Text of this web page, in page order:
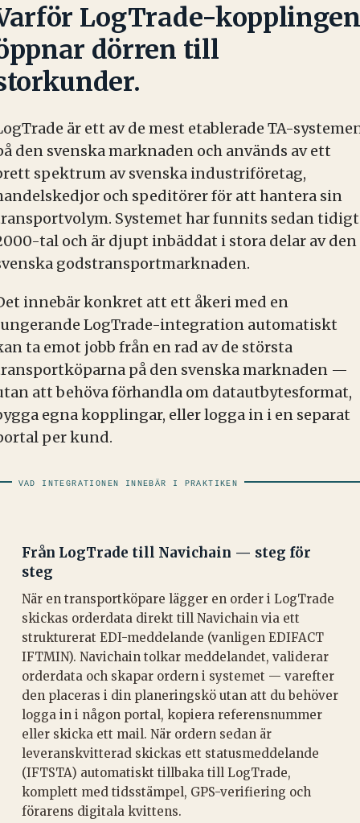
LogTrade-kopplingen
dörren till
är ett av de mest etablerade TA-
den svenska marknaden och används av ett
spektrum av svenska industriföretag,
och speditörer för att hantera sin
Systemet har funnits sedan tidigt
tal och är djupt inbäddat i stora delar av den
godstransportmarknaden.
innebär konkret att ett åkeri med en
LogTrade-integration automatiskt
ta emot jobb från en rad av de största
på den svenska marknaden —
att behöva förhandla om datautbytesformat,
egna kopplingar, eller logga in i en separat
per kund.
VAD INTEGRATIONEN INNEBÄR I PRAKTIKEN
Från LogTrade till Navichain — steg för
steg
När en transportköpare lägger en order i LogTrade
skickas orderdata direkt till Navichain via ett
strukturerat EDI-meddelande (vanligen EDIFACT
IFTMIN). Navichain tolkar meddelandet, validerar
orderdata och skapar ordern i systemet — varefter
den placeras i din planeringskö utan att du behöver
logga in i någon portal, kopiera referensnummer
eller skicka ett mail. När ordern sedan är
leveranskvitterad skickas ett statusmeddelande
(IFTSTA) automatiskt tillbaka till LogTrade,
komplett med tidsstämpel, GPS-verifiering och
förarens digitala kvittens.